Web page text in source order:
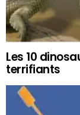
Les 10
terrifiants